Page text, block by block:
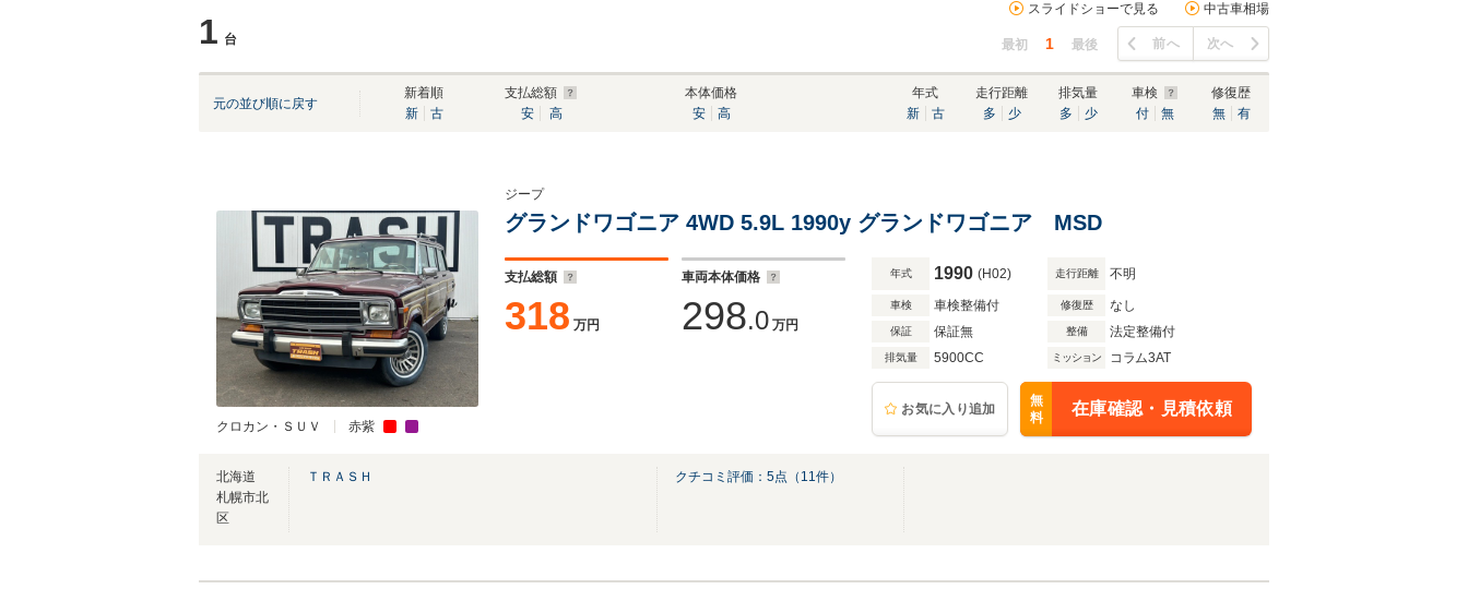
1 台
スライドショーで見る 中古車相場
最初 1 最後 前へ 次へ
元の並び順に戻す
新着順
新
古
支払総額
安
高
本体価格
安
高
年式
新
古
走行距離
多
少
排気量
多
少
車検
付
無
修復歴
無
有
クロカン・ＳＵＶ 赤紫
ジープ
グランドワゴニア 4WD 5.9L 1990y グランドワゴニア MSD
支払総額
318 万円
車両本体価格
298.0 万円
年式 1990 (H02) 走行距離 不明
車検 車検整備付 修復歴 なし
保証 保証無 整備 法定整備付
排気量 5900CC ミッション コラム3AT
お気に入り追加
無
料
在庫確認・見積依頼
北海道
札幌市北
区
ＴＲＡＳＨ クチコミ評価： 5点（ 11件）